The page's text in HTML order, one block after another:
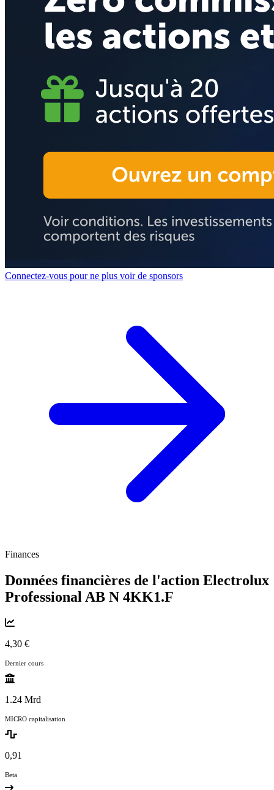
Connectez-vous pour ne plus voir de sponsors
Finances
Données financières de l'action Electrolux
Professional AB N 4KK1.F
4,30 €
Dernier cours
1.24 Mrd
MICRO capitalisation
0,91
Beta